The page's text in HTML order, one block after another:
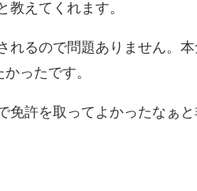
えてくれます。
れるので問題ありません。本
ったです。
免許を取ってよかったなぁ